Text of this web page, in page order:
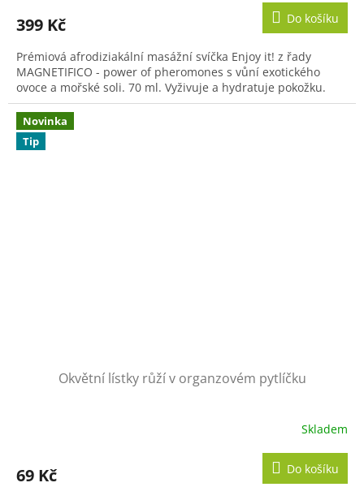
je
z
5
hvězdiček.
399 Kč Do košíku
Prémiová afrodiziakální masážní svíčka Enjoy it! z řady
MAGNETIFICO - power of pheromones s vůní exotického
ovoce a mořské soli. 70 ml. Vyživuje a hydratuje pokožku.
Novinka
Tip
Okvětní lístky růží v organzovém pytlíčku
Skladem
69 Kč Do košíku